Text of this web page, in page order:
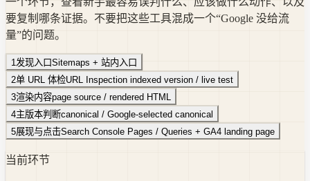
要复制哪条证据。不要把这些工具混成一个“Google 没给流
量”的问题。
1 发现入口Sitemaps + 站内入口
2单 URL 体检URL Inspection indexed version / live test
3渲染内容page source / rendered HTML
4主版本判断canonical / Google-selected canonical
5展现与点击Search Console Pages / Queries + GA4 landing page
当前环节